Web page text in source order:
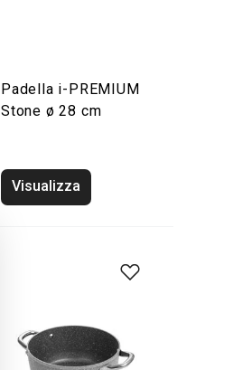
Padella i-PREMIUM
Stone ø 28 cm
Visualizza